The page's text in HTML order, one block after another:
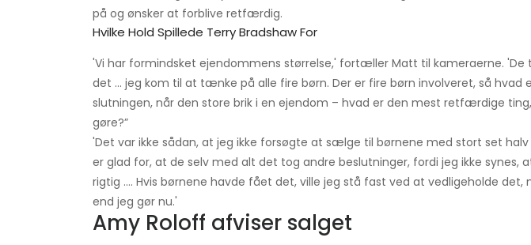
på og ønsker at forblive retfærdig.
Hvilke Hold Spillede Terry Bradshaw For
'Vi har formindsket ejendommens størrelse,' fortæller Matt til kameraerne. 'De
det ... jeg kom til at tænke på alle fire børn. Der er fire børn involveret, så
slutningen, når den store brik i en ejendom – hvad er den mest retfærdige
gøre?”
'Det var ikke sådan, at jeg ikke forsøgte at sælge til børnene med stort set halv
er glad for, at de selv med alt det tog andre beslutninger, fordi jeg ikke synes,
rigtig …. Hvis børnene havde fået det, ville jeg stå fast ved at vedligeholde
end jeg gør nu.'
Amy Roloff afviser salget